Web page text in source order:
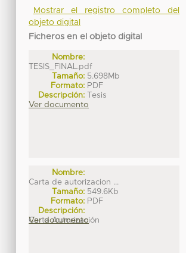
Mostrar el registro completo del
objeto digital
Ficheros en el objeto digital
Nombre:
TESIS_FINAL.pdf
Tamaño: 5.698Mb
Formato: PDF
Descripción: Tesis
Ver documento
Nombre:
Carta de autorizacion ...
Tamaño: 549.6Kb
Formato: PDF
Descripción:
Carta Autorización
Ver documento